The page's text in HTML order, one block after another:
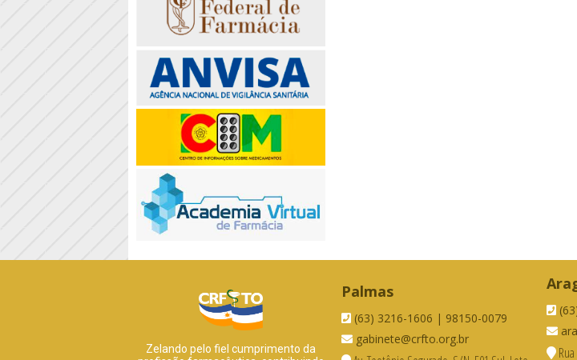
Zelando pelo fiel cumprimento da
Palmas
(63) 3216-1606 | 98150-0079
gabinete@crfto.org.br